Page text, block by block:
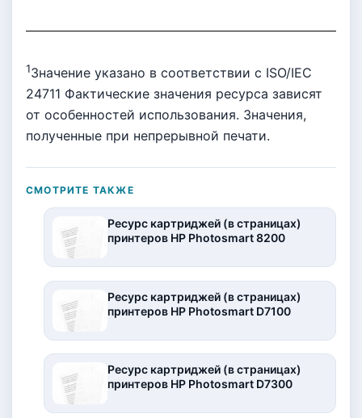
1Значение указано в соответствии с ISO/IEC
24711 Фактические значения ресурса зависят
от особенностей использования. Значения,
полученные при непрерывной печати.
СМОТРИТЕ ТАКЖЕ
Ресурс картриджей (в страницах)
принтеров HP Photosmart 8200
Ресурс картриджей (в страницах)
принтеров HP Photosmart D7100
Ресурс картриджей (в страницах)
принтеров HP Photosmart D7300